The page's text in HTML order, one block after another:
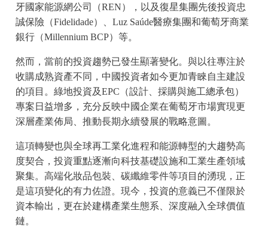
牙國家能源網公司（REN），以及復星集團先後投資忠
誠保險（Fidelidade）、Luz Saúde醫療集團和葡萄牙商業
銀行（Millennium BCP）等。
然而，當前的投資趨勢已發生顯著變化。與以往專注於
收購成熟資產不同，中國投資者如今更加青睞自主建設
的項目。綠地投資及EPC（設計、採購與施工總承包）
專案日益增多，充分反映中國企業在葡萄牙市場實現更
深層產業佈局、推動長期永續發展的戰略意圖。
這項轉變也與全球再工業化進程和能源轉型的大趨勢高
度契合，投資重點逐漸向科技基礎設施和工業生產領域
聚集。高端化妝品包裝、碳纖維零件等項目的湧現，正
是這項變化的有力佐證。現今，投資的意義已不僅限於
資本輸出，更在於建構產業生態系、深度融入全球價值
鏈。